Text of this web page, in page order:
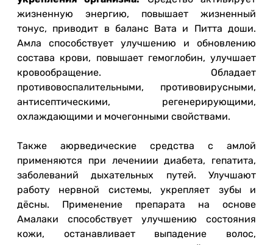
жизненную энергию, повышает жизненный
тонус, приводит в баланс Вата и Питта доши.
Амла способствует улучшению и обновлению
состава крови, повышает гемоглобин, улучшает
кровообращение. Обладает
противовоспалительными, противовирусными,
антисептическими, регенерирующими,
охлаждающими и мочегонными свойствами.
Также аюрведические средства с амлой
применяются при лечениии диабета, гепатита,
заболеваний дыхательных путей. Улучшают
работу нервной системы, укрепляет зубы и
дёсны. Применение препарата на основе
Амалаки способствует улучшению состояния
кожи, останавливает выпадение волос,